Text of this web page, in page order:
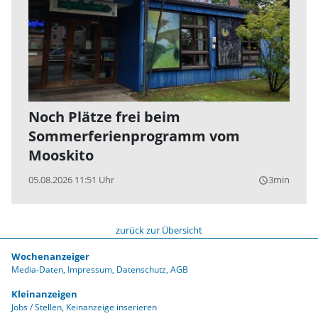
Noch Plätze frei beim
Sommerferienprogramm vom
Mooskito
05.08.2026 11:51 Uhr query_builder3min
zurück zur Übersicht
Wochenanzeiger
Media-Daten Impressum Datenschutz AGB
Kleinanzeigen
Jobs / Stellen Keinanzeige inserieren